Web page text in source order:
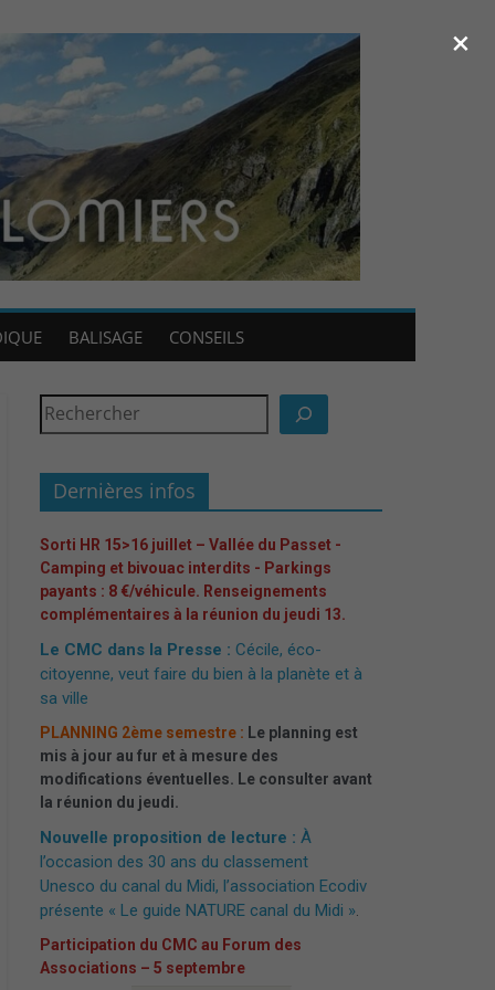
BALISAGE CONSEILS
Dernières infos
Sorti HR 15>16 juillet – Vallée du Passet -
Camping et bivouac interdits - Parkings
payants : 8 €/véhicule. Renseignements
complémentaires à la réunion du jeudi 13.
Le CMC dans la Presse : Cécile, éco-
citoyenne, veut faire du bien à la planète et à
sa ville
PLANNING 2ème semestre : Le planning est
mis à jour au fur et à mesure des
modifications éventuelles. Le consulter avant
la réunion du jeudi.
Nouvelle proposition de lecture : À
l’occasion des 30 ans du classement
Unesco du canal du Midi, l’association Ecodiv
présente « Le guide NATURE canal du Midi »
Participation du CMC au Forum des
Associations – 5 septembre
×